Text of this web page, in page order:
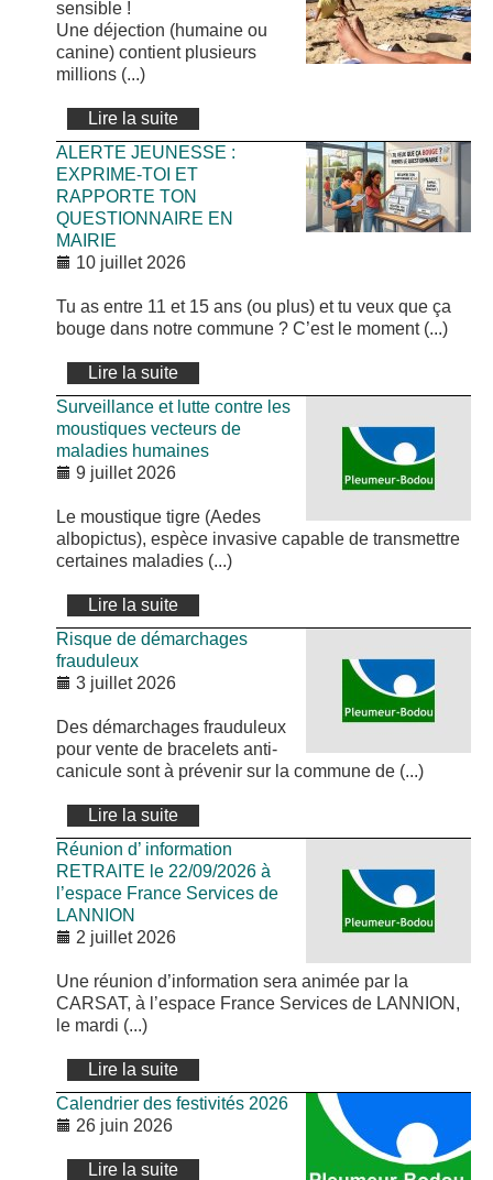
sensible !
Une déjection (humaine ou
canine) contient plusieurs
millions (...)
Lire la suite
ALERTE JEUNESSE :
EXPRIME-TOI ET
RAPPORTE TON
QUESTIONNAIRE EN
MAIRIE
10 juillet 2026
Tu as entre 11 et 15 ans (ou plus) et tu veux que ça
bouge dans notre commune ? C’est le moment (...)
Lire la suite
Surveillance et lutte contre les
moustiques vecteurs de
maladies humaines
9 juillet 2026
Le moustique tigre (Aedes
albopictus), espèce invasive capable de transmettre
certaines maladies (...)
Lire la suite
Risque de démarchages
frauduleux
3 juillet 2026
Des démarchages frauduleux
pour vente de bracelets anti-
canicule sont à prévenir sur la commune de (...)
Lire la suite
Réunion d’ information
RETRAITE le 22/09/2026 à
l’espace France Services de
LANNION
2 juillet 2026
Une réunion d’information sera animée par la
CARSAT, à l’espace France Services de LANNION,
le mardi (...)
Lire la suite
Calendrier des festivités 2026
26 juin 2026
Lire la suite